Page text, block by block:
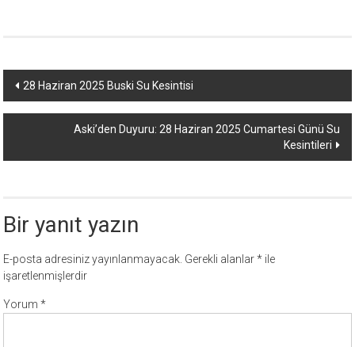
Yazı
dolaşımı
28 Haziran 2025 Buski Su Kesintisi
Aski’den Duyuru: 28 Haziran 2025 Cumartesi Günü Su
Kesintileri
Bir yanıt yazın
E-posta adresiniz yayınlanmayacak. Gerekli alanlar* ile
işaretlenmişlerdir
Yorum*